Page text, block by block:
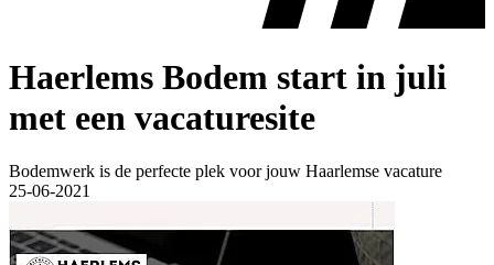
Haerlems Bodem start in juli
met een vacaturesite
Bodemwerk is de perfecte plek voor jouw Haarlemse vacature
25-06-2021